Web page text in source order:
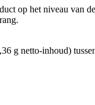
op het niveau van
g netto-inhoud)